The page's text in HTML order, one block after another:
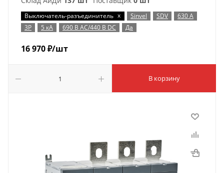
Выключатель-разъединитель x Sinvel SDV
630 А
3P
5 кА 690 В AC/440 В DC Да
16 970₽/шт
В корзину